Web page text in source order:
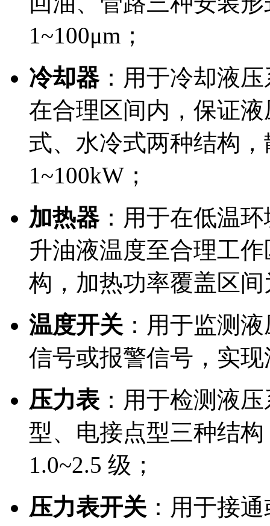
1~100μm；
冷却器：用于冷却液
在合理区间内，保证
式、水冷式两种结构
1~100kW；
加热器：用于在低温
升油液温度至合理工
构，加热功率覆盖区间
温度开关 ：用于监测
信号或报警信号，实
压力表 ：用于检测液
型、电接点型三种结
1.0~2.5 级；
压力表开关 ：用于接